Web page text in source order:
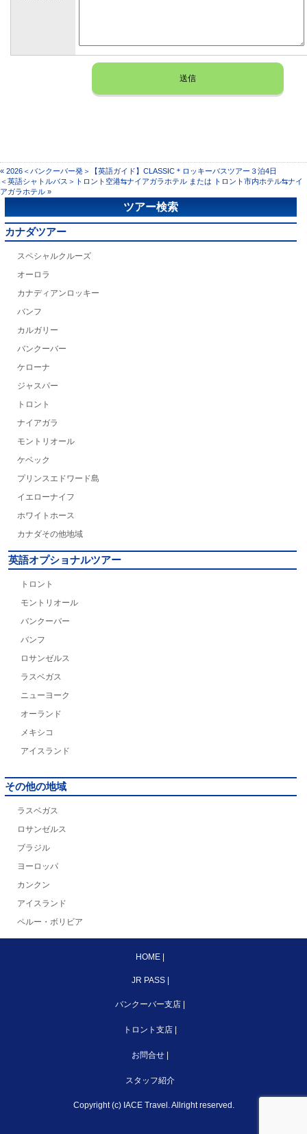
« 2026＜バンクーバー発＞【英語ガイド】CLASSIC＊ロッキーバスツアー３泊4日
＜英語シャトルバス＞トロント空港⇆ナイアガラホテル または トロント市内ホテル⇆ナイ
アガラホテル »
ツアー検索
カナダツアー
スペシャルクルーズ
オーロラ
カナディアンロッキー
バンフ
カルガリー
バンクーバー
ケローナ
ジャスパー
トロント
ナイアガラ
モントリオール
ケベック
プリンスエドワード島
イエローナイフ
ホワイトホース
カナダその他地域
英語オプショナルツアー
トロント
モントリオール
バンクーバー
バンフ
ロサンゼルス
ラスベガス
ニューヨーク
オーランド
メキシコ
アイスランド
その他の地域
ラスベガス
ロサンゼルス
ブラジル
ヨーロッパ
カンクン
アイスランド
ペルー・ボリビア
HOME
JR PASS|
バンクーバー支店
トロント支店
お問合せ
スタッフ紹介
Copyright (c) IACE Travel. Allright reserved.